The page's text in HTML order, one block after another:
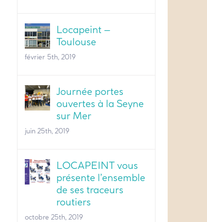
Locapeint –
Toulouse
février 5th, 2019
Journée portes
ouvertes à la Seyne
sur Mer
juin 25th, 2019
LOCAPEINT vous
présente l’ensemble
de ses traceurs
routiers
octobre 25th, 2019